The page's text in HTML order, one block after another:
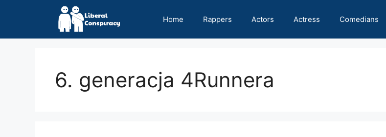
Home Rappers Actors Actress Comedians
6. generacja 4Runnera